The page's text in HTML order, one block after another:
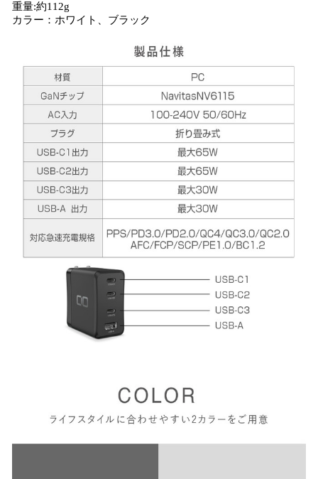
重量:約112g
カラー：ホワイト、ブラック